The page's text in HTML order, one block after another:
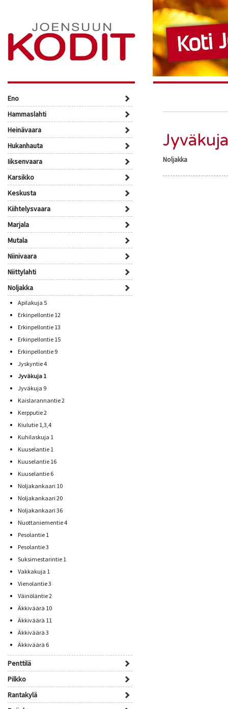
Eno
Hammaslahti
Heinävaara
Hukanhauta
Iiksenvaara
Karsikko
Keskusta
Kiihtelysvaara
Marjala
Mutala
Niinivaara
Niittylahti
Noljakka
Apilakuja 5
Erkinpellontie 12
Erkinpellontie 13
Erkinpellontie 15
Erkinpellontie 9
Jyskyntie 4
Jyväkuja 1
Jyväkuja 9
Kaislarannantie 2
Kerpputie 2
Kiulutie 1,3,4
Kuhilaskuja 1
Kuuselantie 1
Kuuselantie 16
Kuuselantie 6
Noljakankaari 10
Noljakankaari 20
Noljakankaari 36
Nuottaniementie 4
Pesolantie 1
Pesolantie 3
Suksimestarintie 1
Vakkakuja 1
Vienolantie 3
Väinöläntie 2
Äkkiväärä 10
Äkkiväärä 11
Äkkiväärä 3
Äkkiväärä 6
Penttilä
Pilkko
Rantakylä
Noljakka